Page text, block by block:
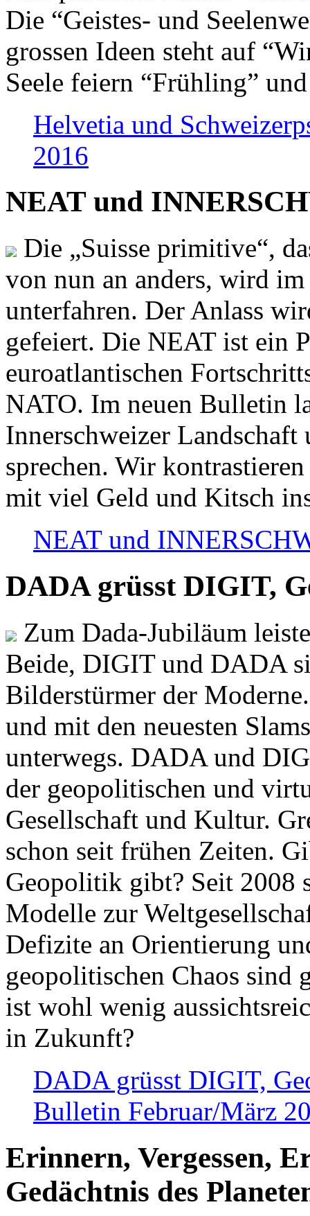
Die “Geistes- und
grossen Ideen steht auf
Seele feiern “Frühling”
Helvetia und
2016
NEAT und
Die „Suisse primitive“,
von nun an anders, wird
unterfahren. Der Anlass
gefeiert. Die NEAT ist ein
euroatlantischen
NATO. Im neuen Bulletin
Innerschweizer
sprechen. Wir
mit viel Geld und Kitsch
NEAT und
DADA grüsst DIGIT,
Zum Dada-Jubiläum
Beide, DIGIT und DADA
Bilderstürmer der
und mit den neuesten
unterwegs. DADA und
der geopolitischen und
Gesellschaft und Kultur.
schon seit frühen Zeiten.
Geopolitik gibt? Seit 2008
Modelle zur
Defizite an Orientierung
geopolitischen Chaos sind
ist wohl wenig
in Zukunft?
DADA grüsst DIGIT,
Bulletin Februar/März
Erinnern, Vergessen,
Gedächtnis des